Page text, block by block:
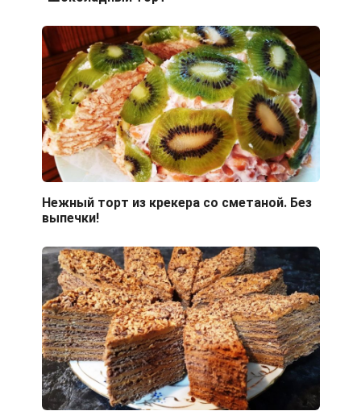
Нежный торт из крекера со сметаной. Без
выпечки!